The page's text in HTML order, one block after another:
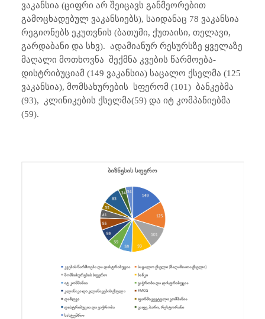
ვაკანსია (ციფრი არ შეიცავს განმეორებით
გამოცხადებულ ვაკანსიებს), საიდანაც 78 ვაკანსია
რეგიონებს ეკუთვნის (ბათუმი, ქუთაისი, თელავი,
გარდაბანი და სხვ). ადამიანურ რესურსზე ყველაზე
მაღალი მოთხოვნა შექმნა კვების წარმოება-
დისტრიბუციამ (149 ვაკანსია) საცალო ქსელმა (125
ვაკანსია), მომსახურების სფერომ (101) ბანკებმა
(93), კლინიკების ქსელმა(59) და იტ კომპანიებმა
(59).